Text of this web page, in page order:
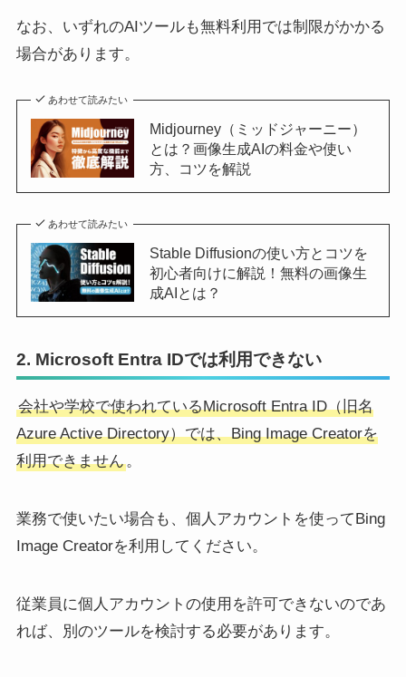
なお、いずれのAIツールも無料利用では制限がかかる
場合があります。
あわせて読みたい
Midjourney（ミッドジャーニー）
とは？画像生成AIの料金や使い
方、コツを解説
あわせて読みたい
Stable Diffusionの使い方とコツを
初心者向けに解説！無料の画像生
成AIとは？
2. Microsoft Entra IDでは利用できない
会社や学校で使われているMicrosoft Entra ID（旧名
Azure Active Directory）では、Bing Image Creatorを
利用できません。
業務で使いたい場合も、個人アカウントを使ってBing
Image Creatorを利用してください。
従業員に個人アカウントの使用を許可できないのであ
れば、別のツールを検討する必要があります。